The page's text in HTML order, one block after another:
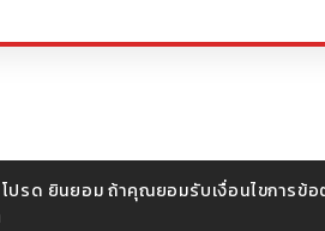
ด ยินยอม ถ้าคุณยอมรับเงื่อนไขการข้อ